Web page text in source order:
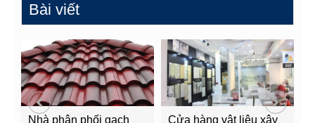
Bài viết
Nhà phân phối gạch
Cửa hàng vật liệu xây